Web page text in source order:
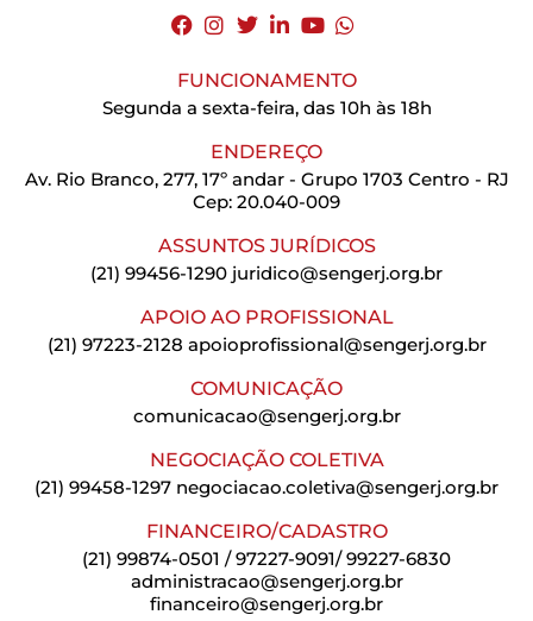
FUNCIONAMENTO
Segunda a sexta-feira, das 10h às 18h
ENDEREÇO
Av. Rio Branco, 277, 17º andar - Grupo 1703 Centro - RJ
Cep: 20.040-009
ASSUNTOS JURÍDICOS
(21) 99456-1290 juridico@sengerj.org.br
APOIO AO PROFISSIONAL
(21) 97223-2128 apoioprofissional@sengerj.org.br
COMUNICAÇÃO
comunicacao@sengerj.org.br
NEGOCIAÇÃO COLETIVA
(21) 99458-1297 negociacao.coletiva@sengerj.org.br
FINANCEIRO/CADASTRO
(21) 99874-0501 / 97227-9091/ 99227-6830
administracao@sengerj.org.br
financeiro@sengerj.org.br